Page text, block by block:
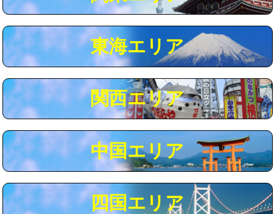
コンクリート斫り（厚さ10㎝まで） 27,500円
コンクリート斫り（厚さ10㎝超え） 38,500円
モルタル補修（厚さ10㎝まで） 27,500円
モルタル補修（厚さ10㎝超え） 38,500円
追加人工 16,500円
現場見積
※給水管工事は20mmまでの価格です。
東海エリア
関西エリア
中国エリア
四国エリア